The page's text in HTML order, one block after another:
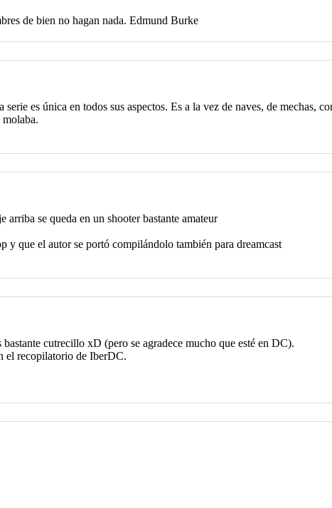
de bien no hagan nada. Edmund Burke
es única en todos sus aspectos. Es a la vez de naves, de mechas,
se queda en un shooter bastante amateur
y que el autor se portó compilándolo también para dreamcast
cutrecillo xD (pero se agradece mucho que esté en DC).
el recopilatorio de IberDC.